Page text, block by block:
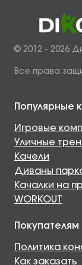
© 2012 - 2026
Все права
Популярные
Игровые
Уличные
Качели
Диваны
Качалки на
WORKOUT
Покупателям
Политика
Как заказать